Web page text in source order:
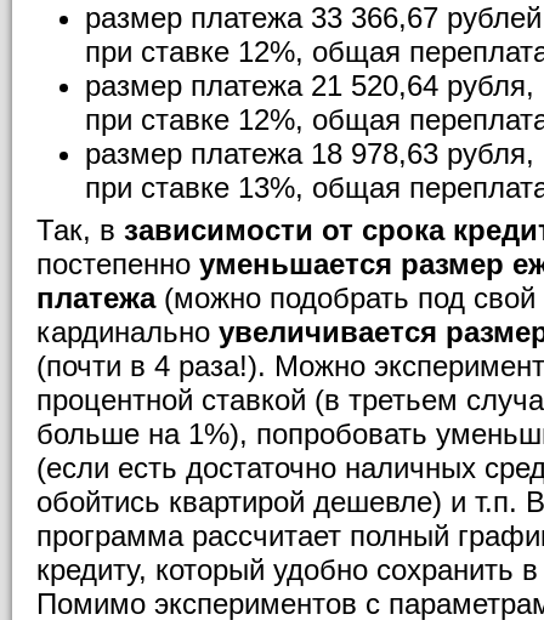
размер платежа 33 366,67
при ставке 12%, общая
размер платежа 21 520,64 рубля,
при ставке 12%, общая
размер платежа 18 978,63 рубля,
при ставке 13%, общая
Так, в зависимости от срока
постепенно уменьшается размер
платежа(можно подобрать под
кардинально увеличивается
(почти в 4 раза!). Можно
процентной ставкой (в третьем
больше на 1%), попробовать
(если есть достаточно наличных
обойтись квартирой дешевле) и т.п.
программа рассчитает полный
кредиту, который удобно
Помимо экспериментов с